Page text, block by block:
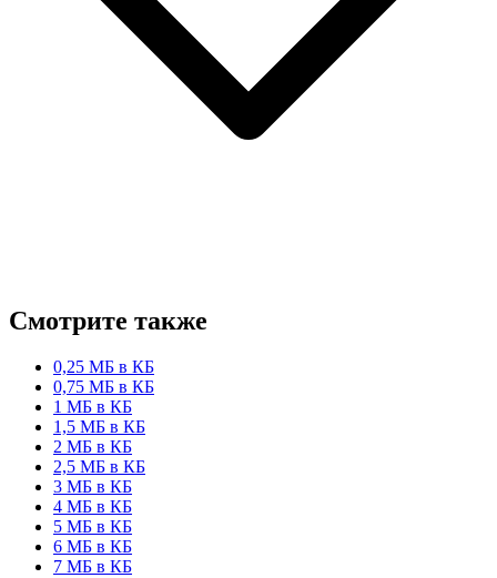
Смотрите также
0,25 МБ в КБ
0,75 МБ в КБ
1 МБ в КБ
1,5 МБ в КБ
2 МБ в КБ
2,5 МБ в КБ
3 МБ в КБ
4 МБ в КБ
5 МБ в КБ
6 МБ в КБ
7 МБ в КБ